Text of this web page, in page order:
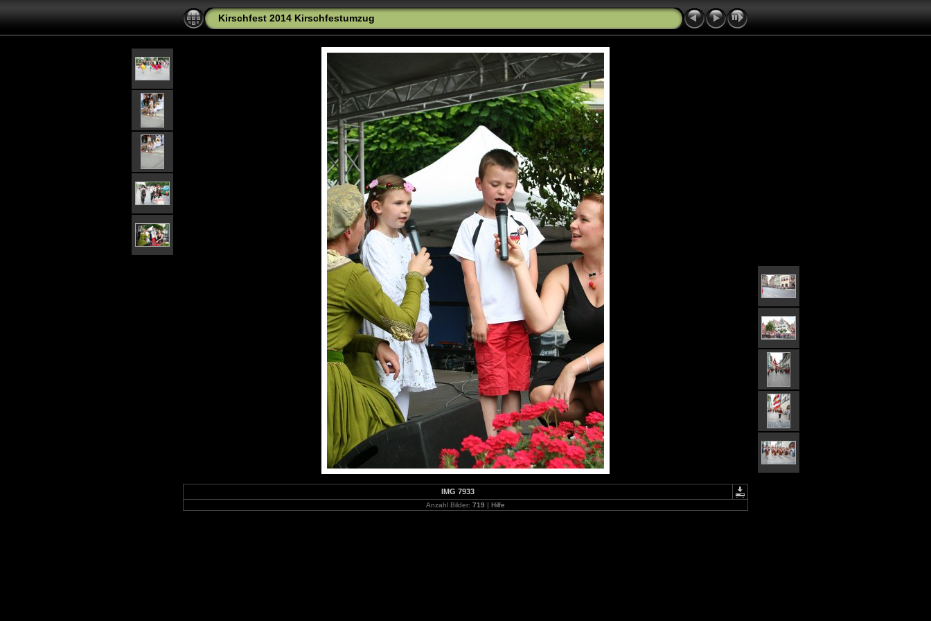
Kirschfest 2014 Kirschfestumzug
IMG 7933
Anzahl Bilder: 719 | Hilfe